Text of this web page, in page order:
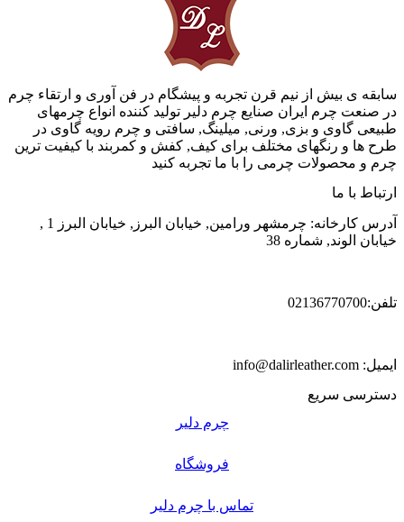
سابقه ی بیش از نیم قرن تجربه و پیشگام در فن آوری و ارتقاء چرم
در صنعت چرم ایران صنایع چرم دلیر تولید کننده انواع چرمهای
طبیعی گاوی و بزی, ورنی, میلینگ, سافتی و چرم رویه گاوی در
طرح ها و رنگهای مختلف برای کیف, کفش و کمربند با کیفیت ترین
چرم و محصولات چرمی را با ما تجربه کنید
ارتباط با ما
آدرس کارخانه: چرمشهر ورامین, خیابان البرز, خیابان البرز 1 ,
خیابان الوند, شماره 38
تلفن:02136770700
ایمیل: info@dalirleather.com
دسترسی سریع
چرم دلیر
فروشگاه
تماس با چرم دلیر